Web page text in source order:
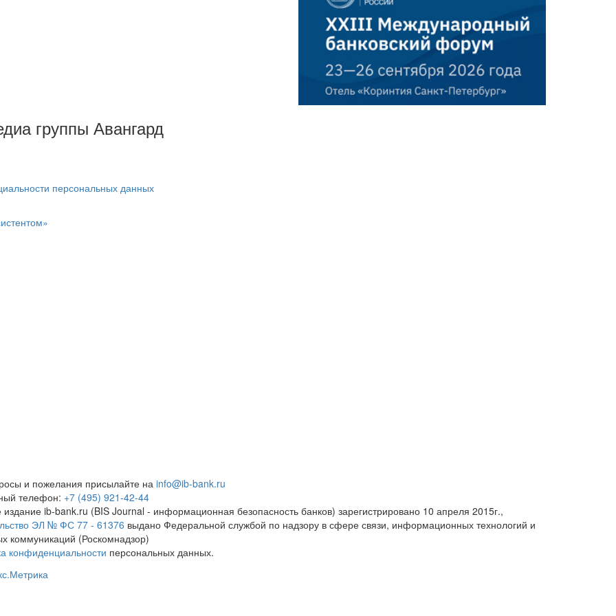
группы Авангард
персональных данных
и пожелания присылайте на info@ib-bank.ru
телефон: +7 (495) 921-42-44
издание ib-bank.ru (BIS Journal - информационная безопасность банков) зарегистрировано 10 апреля 2015г.,
ЭЛ № ФС 77 - 61376 выдано Федеральной службой по надзору в сфере связи, информационных технологий и
коммуникаций (Роскомнадзор)
конфиденциальности персональных данных.